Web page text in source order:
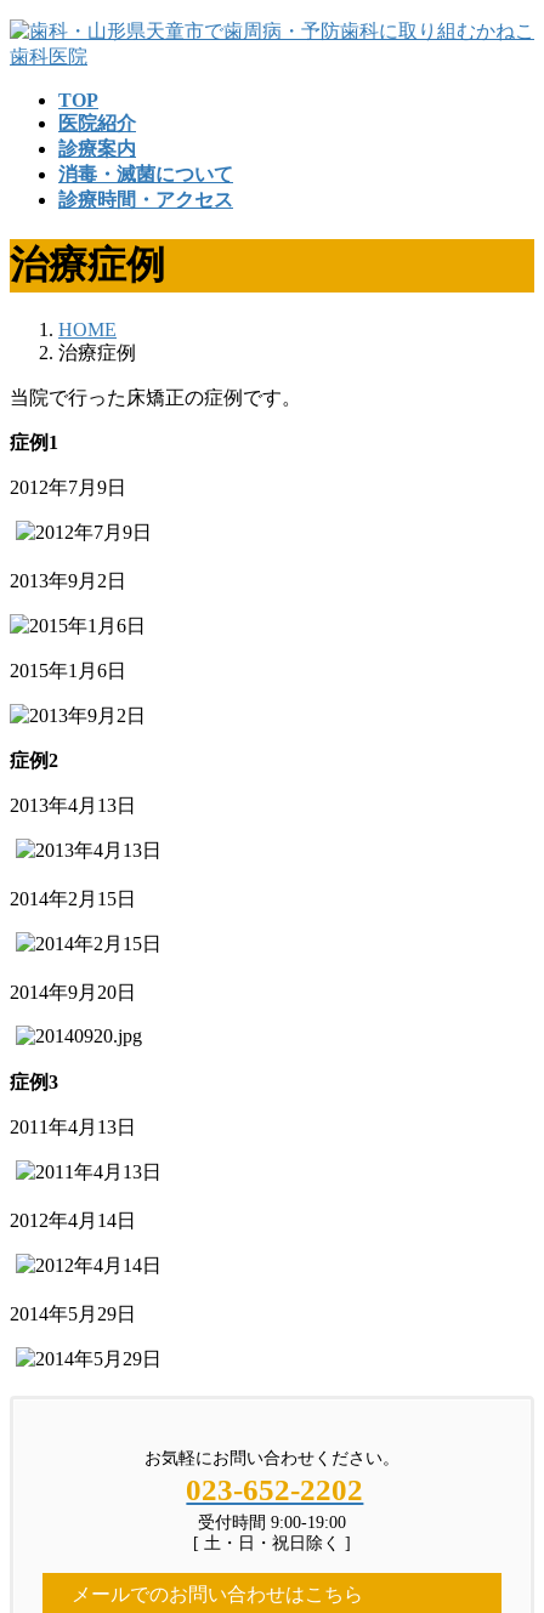
コ
ン
プ
ナ
ビ
動
TOP
医院紹介
診療案内
消毒・滅菌について
診療時間・アクセス
治療症例
HOME
治療症例
当院で行った床矯正の症例です。
症例1
2012年7月9日
2013年9月2日
2015年1月6日
症例2
2013年4月13日
2014年2月15日
2014年9月20日
症例3
2011年4月13日
2012年4月14日
2014年5月29日
お気軽にお問い合わせください。
023-652-2202
受付時間 9:00-19:00
[ 土・日・祝日除く ]
メールでのお問い合わせはこちら